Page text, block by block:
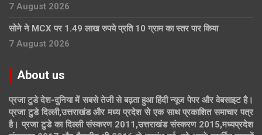
7 August 2026
सोने ने MCX पर 1.49 लाख रुपये प्रति 10 ग्राम का स्तर पार किया
7 August 2026
About us
प्रजा टुडे देश-दुनिया में सबसे तेजी से बढ़ता हुआ हिंदी न्यूज पेपर और वेबसाइट है।
प्रजा टुडे दिल्ली,उत्तराखंड और मध्य प्रदेश से एक साथ प्रकाशित समाचार पत्र
है। प्रजा टुडे का दिल्ली संस्करण 2011,उत्तराखंड संस्करण 2015,मध्यप्रदेश